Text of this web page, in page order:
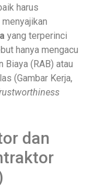
harus
yang terperinci
hanya mengacu
Biaya (RAB) atau
(Gambar Kerja,
dan